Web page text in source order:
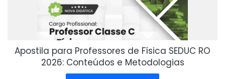
Apostila para Professores de Física SEDUC RO
2026: Conteúdos e Metodologias